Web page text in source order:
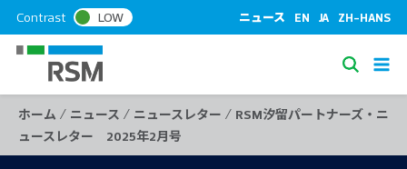
k
t
Contrast LOW ニュース EN JA ZH-HANS
S
e
a
ホーム / ニュース / ニュースレター / RSM汐留パートナーズ・ニ
ュースレター 2025年2月号